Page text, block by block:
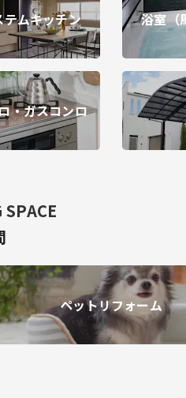
ムキッチン 浴室（
・ガスコンロ
ペットリフォーム